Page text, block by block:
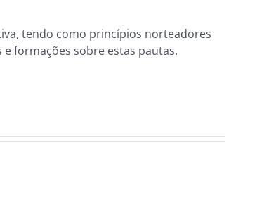
tendo como princípios norteadores
formações sobre estas pautas.